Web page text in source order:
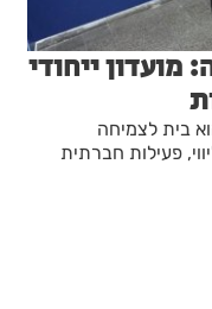
ייחודי
בית לצמיחה
פעילות חברתית